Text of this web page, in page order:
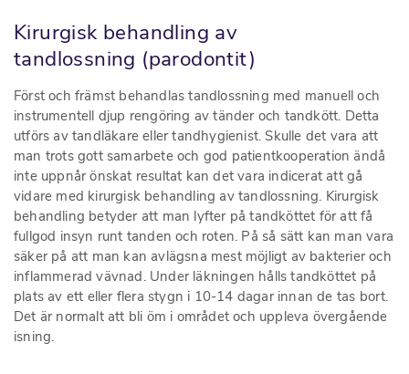
Kirurgisk behandling av
tandlossning (parodontit)
Först och främst behandlas tandlossning med manuell och
instrumentell djup rengöring av tänder och tandkött. Detta
utförs av tandläkare eller tandhygienist. Skulle det vara att
man trots gott samarbete och god patientkooperation ändå
inte uppnår önskat resultat kan det vara indicerat att gå
vidare med kirurgisk behandling av tandlossning. Kirurgisk
behandling betyder att man lyfter på tandköttet för att få
fullgod insyn runt tanden och roten. På så sätt kan man vara
säker på att man kan avlägsna mest möjligt av bakterier och
inflammerad vävnad. Under läkningen hålls tandköttet på
plats av ett eller flera stygn i 10-14 dagar innan de tas bort.
Det är normalt att bli öm i området och uppleva övergående
isning.